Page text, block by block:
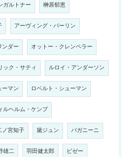
ガルトナー 榊原郁恵
アーヴィング・バーリン
ンダー オットー・クレンペラー
ック・サティ ルロイ・アンダーソン
ーマン ロベルト・シューマン
ルヘルム・ケンプ
ノ宮知子 黛ジュン パガニーニ
雄二 羽田健太郎 ビゼー